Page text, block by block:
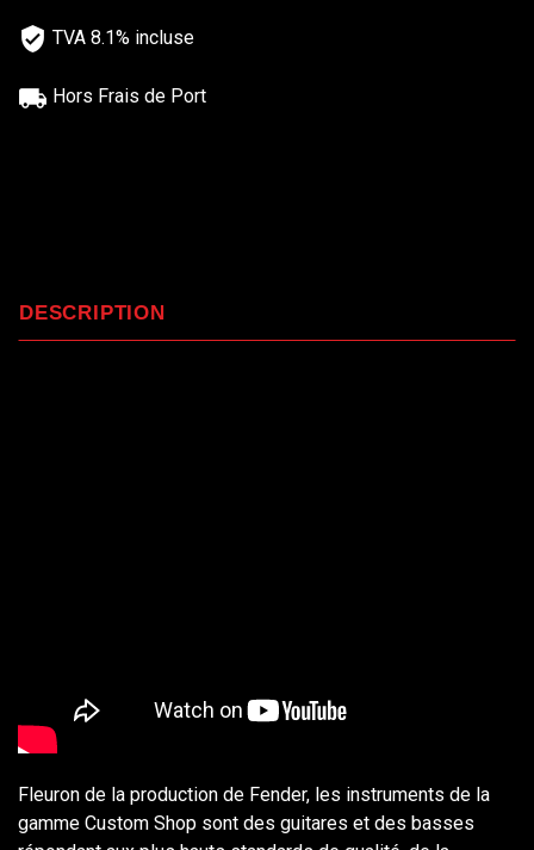
TVA 8.1% incluse
Hors Frais de Port
DESCRIPTION
Fleuron de la production de Fender, les instruments de la
gamme Custom Shop sont des guitares et des basses